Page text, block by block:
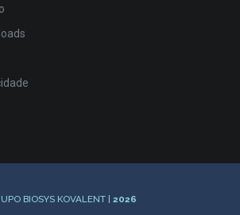
BIOSYS KOVALENT | 2026